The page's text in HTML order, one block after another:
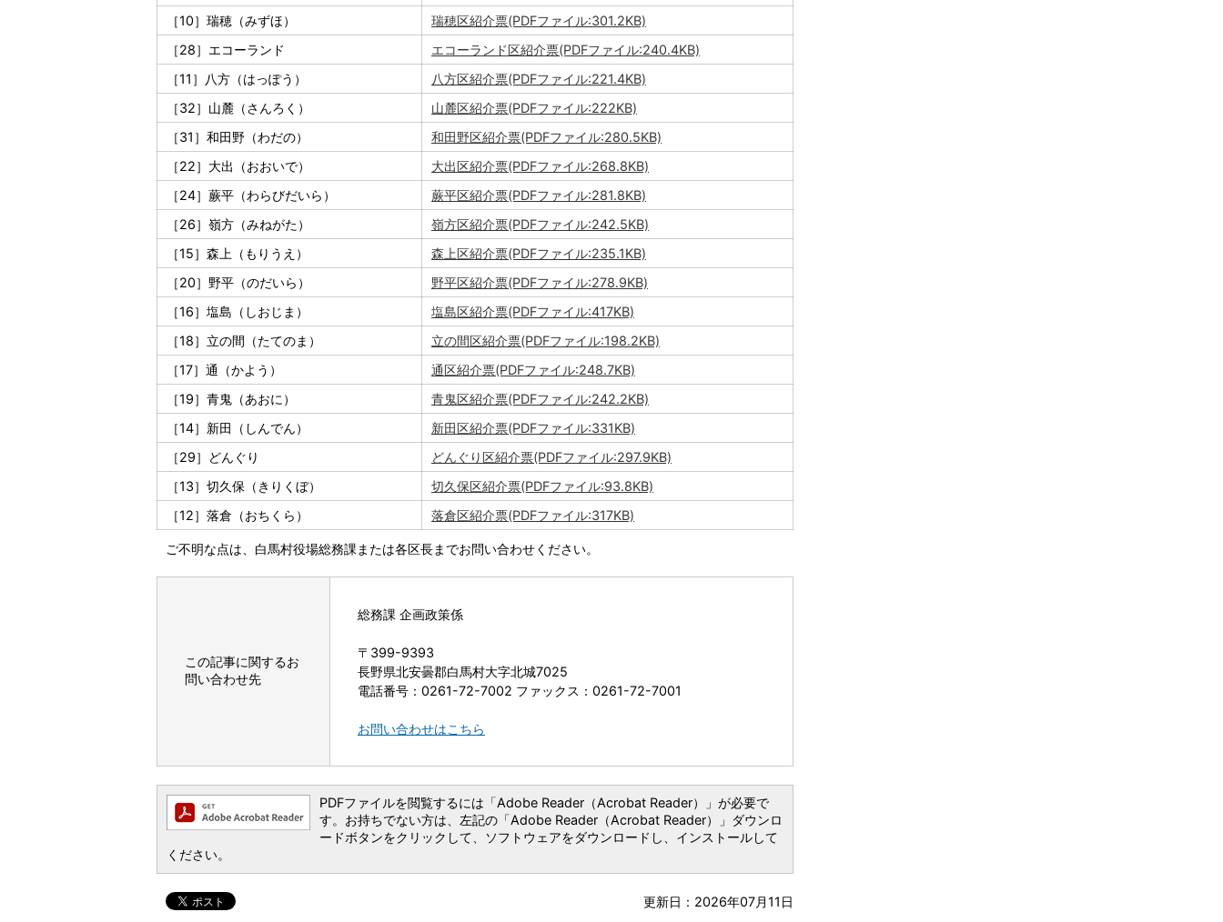
［10］瑞穂（みずほ）
瑞穂区紹介票(PDFファイル:301.2KB)
［28］エコーランド
エコーランド区紹介票(PDFファイル:240.4KB)
［11］八方（はっぽう）
八方区紹介票(PDFファイル:221.4KB)
［32］山麓（さんろく）
山麓区紹介票(PDFファイル:222KB)
［31］和田野（わだの）
和田野区紹介票(PDFファイル:280.5KB)
［22］大出（おおいで）
大出区紹介票(PDFファイル:268.8KB)
［24］蕨平（わらびだいら）
蕨平区紹介票(PDFファイル:281.8KB)
［26］嶺方（みねがた）
嶺方区紹介票(PDFファイル:242.5KB)
［15］森上（もりうえ）
森上区紹介票(PDFファイル:235.1KB)
［20］野平（のだいら）
野平区紹介票(PDFファイル:278.9KB)
［16］塩島（しおじま）
塩島区紹介票(PDFファイル:417KB)
［18］立の間（たてのま）
立の間区紹介票(PDFファイル:198.2KB)
［17］通（かよう）
通区紹介票(PDFファイル:248.7KB)
［19］青鬼（あおに）
青鬼区紹介票(PDFファイル:242.2KB)
［14］新田（しんでん）
新田区紹介票(PDFファイル:331KB)
［29］どんぐり
どんぐり区紹介票(PDFファイル:297.9KB)
［13］切久保（きりくぼ）
切久保区紹介票(PDFファイル:93.8KB)
［12］落倉（おちくら）
落倉区紹介票(PDFファイル:317KB)
ご不明な点は、白馬村役場総務課または各区長までお問い合わせください。
この記事に関するお
問い合わせ先
総務課 企画政策係
〒399-9393
長野県北安曇郡白馬村大字北城7025
電話番号：0261-72-7002 ファックス：0261-72-7001
お問い合わせはこちら
PDFファイルを閲覧するには「Adobe Reader（Acrobat Reader）」が必要で
す。お持ちでない方は、左記の「Adobe Reader（Acrobat Reader）」ダウンロ
ードボタンをクリックして、ソフトウェアをダウンロードし、インストールして
ください。
更新日：2026年07月11日